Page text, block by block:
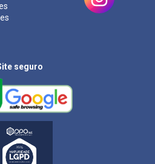
seguro